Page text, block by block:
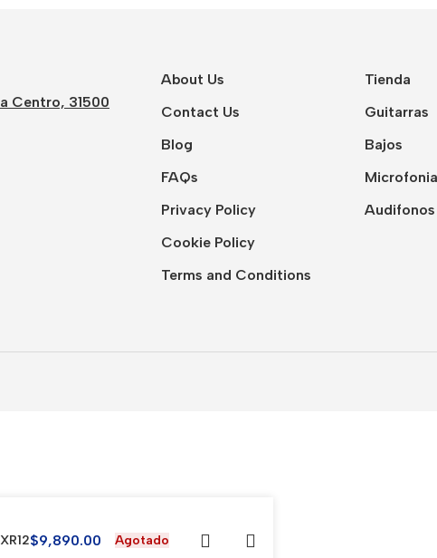
Centro, 31500
About Us
Contact Us
Blog
FAQs
Privacy Policy
Cookie Policy
Terms and Conditions
Tienda
Guitarras
Bajos
Microfonia
Audifonos
$9,890.00 Agotado